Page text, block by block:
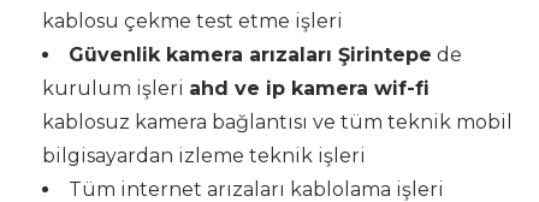
kablosu çekme test etme işleri
Güvenlik kamera arızaları Şirintepe de
kurulum işleri ahd ve ip kamera wif-fi
kablosuz kamera bağlantısı ve tüm teknik mobil
bilgisayardan izleme teknik işleri
Tüm internet arızaları kablolama işleri